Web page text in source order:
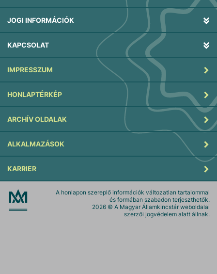
JOGI INFORMÁCIÓK
KAPCSOLAT
IMPRESSZUM
HONLAPTÉRKÉP
ARCHÍV OLDALAK
ALKALMAZÁSOK
KARRIER
A honlapon szereplő információk változatlan tartalommal
és formában szabadon terjeszthetők.
2026 © A Magyar Államkincstár weboldalai
szerzői jogvédelem alatt állnak.